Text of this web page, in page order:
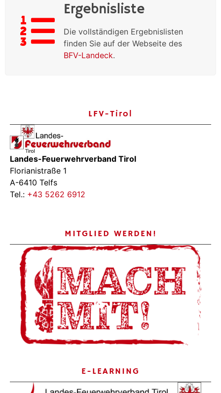
Ergebnisliste
Die vollständigen Ergebnislisten
finden Sie auf der Webseite des
BFV-Landeck.
LFV-Tirol
Landes-Feuerwehrverband Tirol
Florianistraße 1
A-6410 Telfs
Tel.: +43 5262 6912
MITGLIED WERDEN!
E-LEARNING